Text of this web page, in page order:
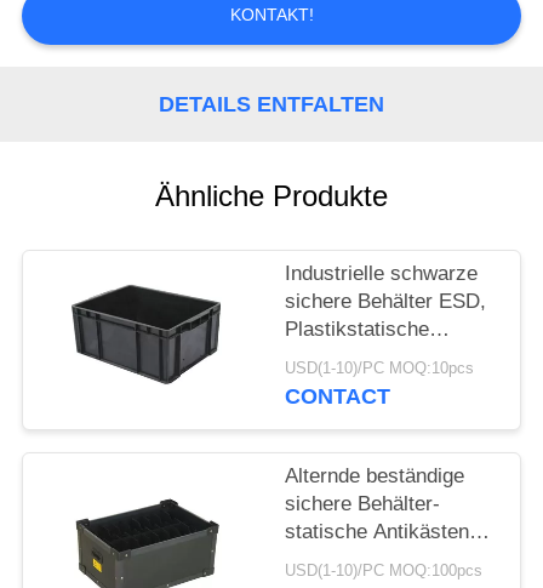
NACHRICHTEN
ZITAT
SITEMAP
POLICY
KONTAKT!
DETAILS ENTFALTEN
Ähnliche Produkte
Industrielle schwarze
sichere Behälter ESD,
Plastikstatische
AntiMagazine
USD(1-10)/PC MOQ:10pcs
CONTACT
Alternde beständige
sichere Behälter-
statische Antikästen
Esd für Elektronik
USD(1-10)/PC MOQ:100pcs